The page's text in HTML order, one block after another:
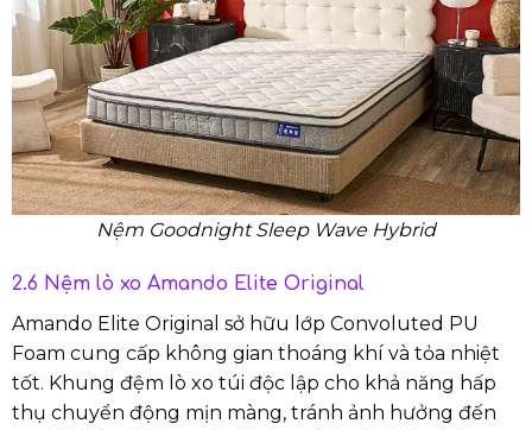
Nệm Goodnight Sleep Wave Hybrid
2.6 Nệm lò xo Amando Elite Original
Amando Elite Original sở hữu lớp Convoluted PU
Foam cung cấp không gian thoáng khí và tỏa nhiệt
tốt. Khung đệm lò xo túi độc lập cho khả năng hấp
thụ chuyển động mịn màng, tránh ảnh hưởng đến